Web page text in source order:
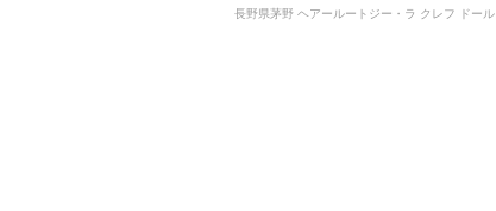
長野県茅野 ヘアールートジー・ラ クレフ ドール